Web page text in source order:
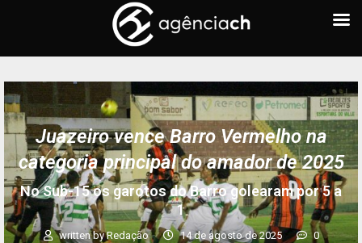
Juazeiro vence Barro Vermelho na
categoria principal do amador de 2025
No Sub-15 os garotos do Barro golearam por 5 a
1
written byRedação 14 de agosto de 2025
0